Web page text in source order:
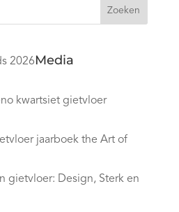
Zoeken
2026
kwartsiet gietvloer
jaarboek the Art of
gietvloer: Design, Sterk en
Media